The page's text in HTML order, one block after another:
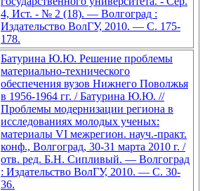
4, Ист. - № 2 (18). — Волгоград :
Издательство ВолГУ, 2010. — С. 175-
178.
Батурина Ю.Ю. Решение проблемы
материально-технического
обеспечения вузов Нижнего Поволжья
в 1956-1964 гг. / Батурина Ю.Ю. //
Проблемы модернизации региона в
исследованиях молодых ученых:
материалы VI межрегион. науч.-практ.
конф., Волгоград, 30-31 марта 2010 г. /
отв. ред. Б.Н. Сипливый. — Волгоград
: Издательство ВолГУ, 2010. — С. 30-
36.